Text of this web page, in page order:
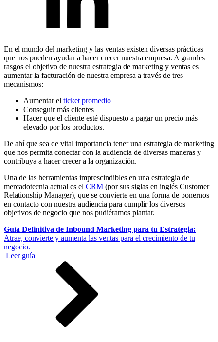
En el mundo del marketing y las ventas existen diversas prácticas
que nos pueden ayudar a hacer crecer nuestra empresa. A grandes
rasgos el objetivo de nuestra estrategia de marketing y ventas es
aumentar la facturación de nuestra empresa a través de tres
mecanismos:
Aumentar el ticket promedio
Conseguir más clientes
Hacer que el cliente esté dispuesto a pagar un precio más
elevado por los productos.
De ahí que sea de vital importancia tener una estrategia de marketing
que nos permita conectar con la audiencia de diversas maneras y
contribuya a hacer crecer a la organización.
Una de las herramientas imprescindibles en una estrategia de
mercadotecnia actual es el CRM (por sus siglas en inglés Customer
Relationship Manager), que se convierte en una forma de ponernos
en contacto con nuestra audiencia para cumplir los diversos
objetivos de negocio que nos pudiéramos plantar.
Guía Definitiva de Inbound Marketing para tu Estrategia:
Atrae, convierte y aumenta las ventas para el crecimiento de tu
negocio.
Leer guía